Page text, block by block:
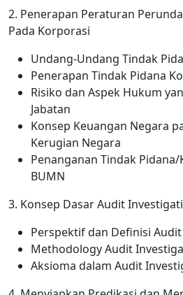
2. Penerapan Peraturan
Pada Korporasi
Undang-Undang Tindak
Penerapan Tindak Pidana
Risiko dan Aspek Hukum
Jabatan
Konsep Keuangan Negara
Kerugian Negara
Penanganan Tindak
BUMN
3. Konsep Dasar Audit
Perspektif dan Definisi
Methodology Audit
Aksioma dalam Audit